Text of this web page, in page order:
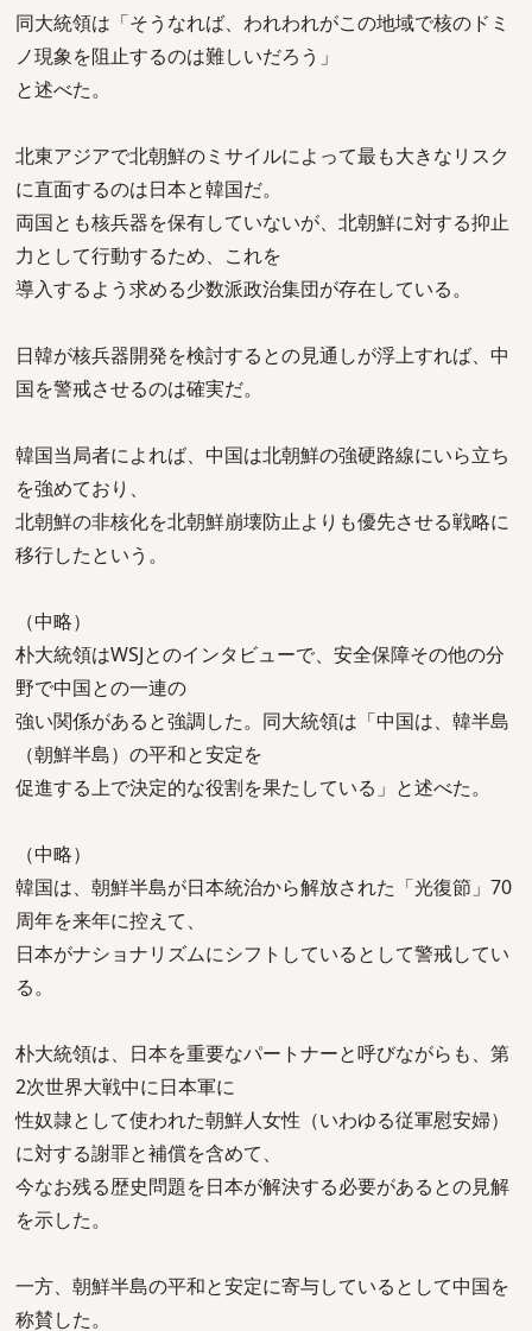
同大統領は「そうなれば、われわれがこの地域で核のドミ
ノ現象を阻止するのは難しいだろう」
と述べた。
北東アジアで北朝鮮のミサイルによって最も大きなリスク
に直面するのは日本と韓国だ。
両国とも核兵器を保有していないが、北朝鮮に対する抑止
力として行動するため、これを
導入するよう求める少数派政治集団が存在している。
日韓が核兵器開発を検討するとの見通しが浮上すれば、中
国を警戒させるのは確実だ。
韓国当局者によれば、中国は北朝鮮の強硬路線にいら立ち
を強めており、
北朝鮮の非核化を北朝鮮崩壊防止よりも優先させる戦略に
移行したという。
（中略）
朴大統領はWSJとのインタビューで、安全保障その他の分
野で中国との一連の
強い関係があると強調した。同大統領は「中国は、韓半島
（朝鮮半島）の平和と安定を
促進する上で決定的な役割を果たしている」と述べた。
（中略）
韓国は、朝鮮半島が日本統治から解放された「光復節」70
周年を来年に控えて、
日本がナショナリズムにシフトしているとして警戒してい
る。
朴大統領は、日本を重要なパートナーと呼びながらも、第
2次世界大戦中に日本軍に
性奴隷として使われた朝鮮人女性（いわゆる従軍慰安婦）
に対する謝罪と補償を含めて、
今なお残る歴史問題を日本が解決する必要があるとの見解
を示した。
一方、朝鮮半島の平和と安定に寄与しているとして中国を
称賛した。